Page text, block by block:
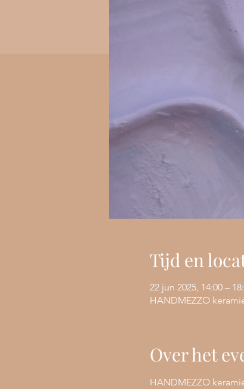
Tijd en
22 jun 2025, 14:00 –
HANDMEZZO
Over het
HANDMEZZO